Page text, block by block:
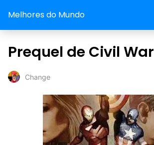
Melhores do Mundo
Prequel de Civil War
Change